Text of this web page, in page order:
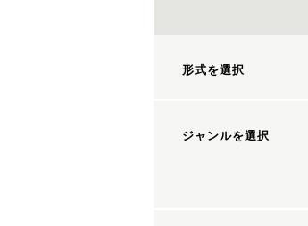
形式を選択
ジャンルを選択